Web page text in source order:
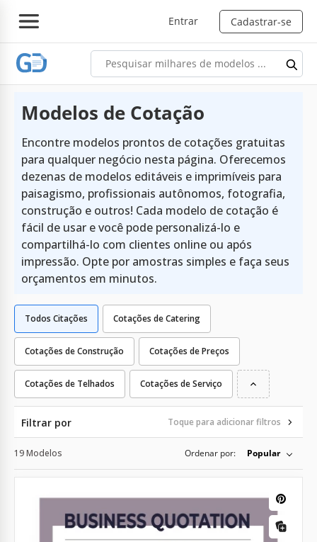
Entrar Cadastrar-se
Modelos de Cotação
Encontre modelos prontos de cotações gratuitas
para qualquer negócio nesta página. Oferecemos
dezenas de modelos editáveis e imprimíveis para
paisagismo, profissionais autônomos, fotografia,
construção e outros! Cada modelo de cotação é
fácil de usar e você pode personalizá-lo e
compartilhá-lo com clientes online ou após
impressão. Opte por amostras simples e faça seus
orçamentos em minutos.
Todos Citações Cotações de Catering
Cotações de Construção Cotações de Preços
Cotações de Telhados Cotações de Serviço
Filtrar por Toque para adicionar filtros
19 Modelos Ordenar por: Popular